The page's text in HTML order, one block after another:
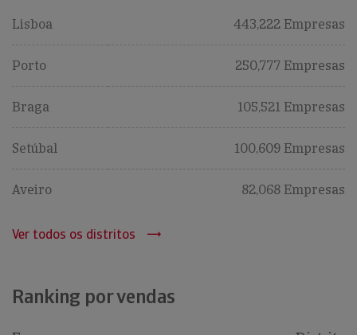
Lisboa 443,222 Empresas
Porto 250,777 Empresas
Braga 105,521 Empresas
Setúbal 100,609 Empresas
Aveiro 82,068 Empresas
Ver todos os distritos
Ranking por vendas